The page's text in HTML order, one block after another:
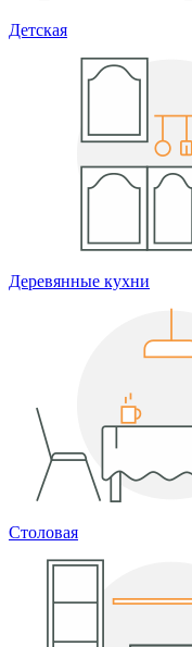
Детская
Деревянные кухни
Столовая